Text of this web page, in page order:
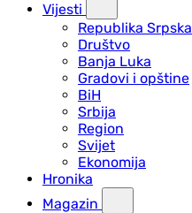
Vijesti
Republika Srpska
Društvo
Banja Luka
Gradovi i opštine
BiH
Srbija
Region
Svijet
Ekonomija
Hronika
Magazin